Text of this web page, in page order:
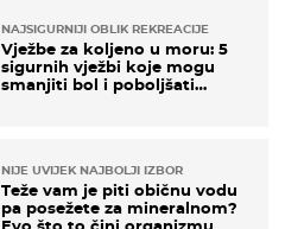
NAJSIGURNIJI OBLIK REKREACIJE
Vježbe za koljeno u moru: 5
sigurnih vježbi koje mogu
smanjiti bol i poboljšati
NIJE UVIJEK NAJBOLJI IZBOR
Teže vam je piti običnu vodu
pa posežete za mineralnom?